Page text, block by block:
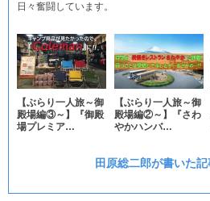
日々奮闘しています。
【ぶらり一人旅～御
殿場編③～】『御殿
場プレミア…
【ぶらり一人旅～御
殿場編②～】『さわ
やかハンバ…
田原総二郎が書いた